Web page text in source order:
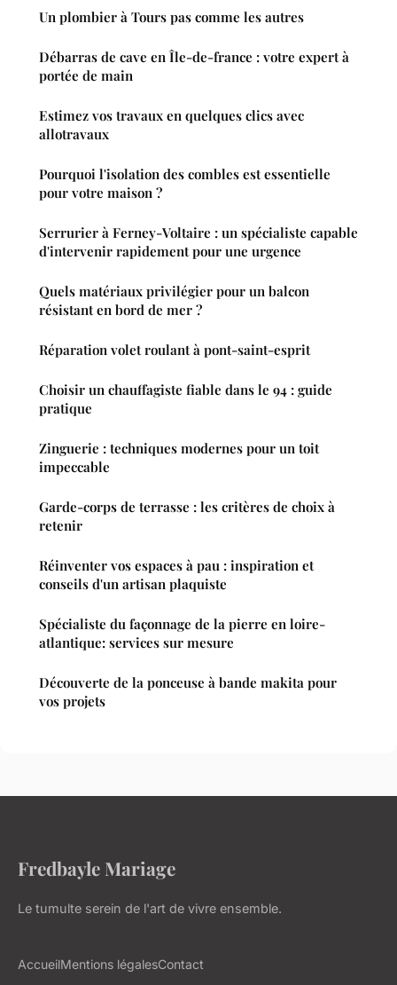
Un plombier à Tours pas comme les autres
Débarras de cave en Île-de-france : votre expert à
portée de main
Estimez vos travaux en quelques clics avec
allotravaux
Pourquoi l'isolation des combles est essentielle
pour votre maison ?
Serrurier à Ferney-Voltaire : un spécialiste capable
d'intervenir rapidement pour une urgence
Quels matériaux privilégier pour un balcon
résistant en bord de mer ?
Réparation volet roulant à pont-saint-esprit
Choisir un chauffagiste fiable dans le 94 : guide
pratique
Zinguerie : techniques modernes pour un toit
impeccable
Garde-corps de terrasse : les critères de choix à
retenir
Réinventer vos espaces à pau : inspiration et
conseils d'un artisan plaquiste
Spécialiste du façonnage de la pierre en loire-
atlantique: services sur mesure
Découverte de la ponceuse à bande makita pour
vos projets
Fredbayle Mariage
Le tumulte serein de l'art de vivre ensemble.
AccueilMentions légalesContact